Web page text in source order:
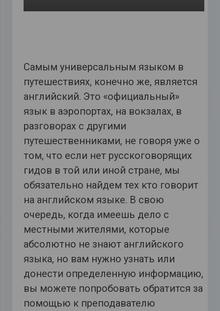
Самым универсальным языком в
путешествиях, конечно же, является
английский. Это «официальный»
язык в аэропортах, на вокзалах, в
разговорах с другими
путешественниками, не говоря уже о
том, что если нет русскоговорящих
гидов в той или иной стране, мы
обязательно найдем тех кто говорит
на английском языке. В свою
очередь, когда имеешь дело с
местными жителями, которые
абсолютно не знают английского
языка, но вам нужно узнать или
донести определенную информацию,
вы можете попробовать обратится за
помощью к преподавателю